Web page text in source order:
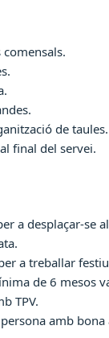
de taules.
final del servei.
a desplaçar-se
a treballar
de 6 mesos
TPV.
amb